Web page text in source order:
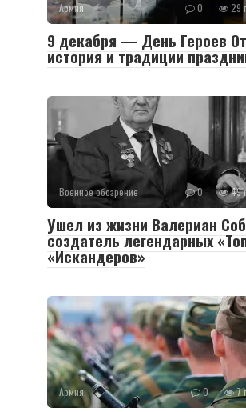
Армия 0 29
9 декабря — День Героев
история и традиции
Военное обозрение 0 49
Ушел из жизни Валериан
создатель легендарных
«Искандеров»
Армия 0 7